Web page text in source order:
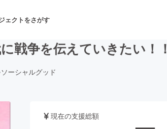
ェクトをさがす
舞台・パフォーマンス
戦争を伝えていきたい！！
ソーシャルグッド
現在の支援総額